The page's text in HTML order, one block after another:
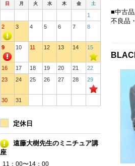
日 月 火 水 木 金 土
1
2
3 4 5 6 7 8
9 10 11 12 13 14 15
16 17 18 19 20 21
22
23
24 25 26 27 28 29
30 31
定休日
遠藤大樹先生のミニチュア講
座
11：00〜14：00
■中古
不良品